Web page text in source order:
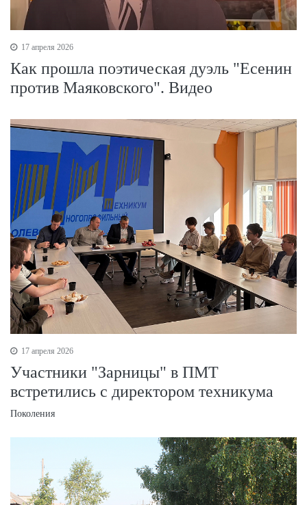
17 апреля 2026
Как прошла поэтическая дуэль "Есенин
против Маяковского". Видео
17 апреля 2026
Участники "Зарницы" в ПМТ
встретились с директором техникума
Поколения